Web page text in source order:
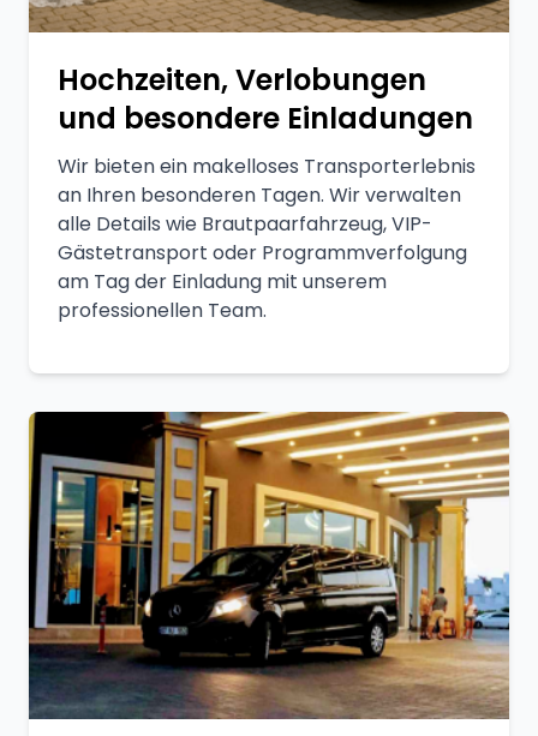
Hochzeiten, Verlobungen
und besondere Einladungen
Wir bieten ein makelloses Transporterlebnis
an Ihren besonderen Tagen. Wir verwalten
alle Details wie Brautpaarfahrzeug, VIP-
Gästetransport oder Programmverfolgung
am Tag der Einladung mit unserem
professionellen Team.